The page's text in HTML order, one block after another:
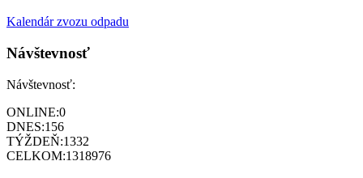
Kalendár zvozu odpadu
Návštevnosť
Návštevnosť:
ONLINE:0
DNES:156
TÝŽDEŇ:1332
CELKOM:1318976